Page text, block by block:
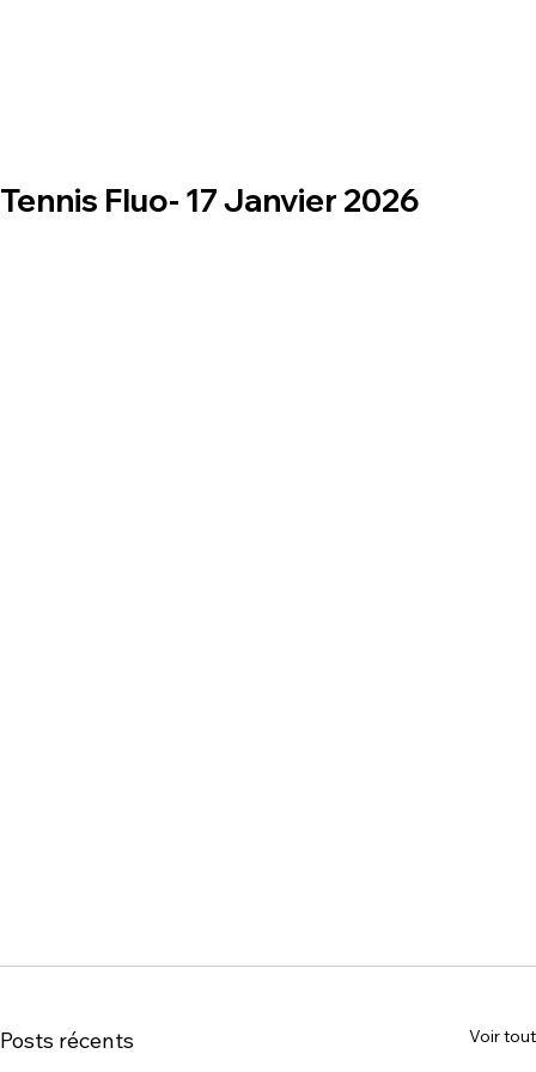
Tennis Fluo- 17 Janvier 2026
Posts récents Voir tout